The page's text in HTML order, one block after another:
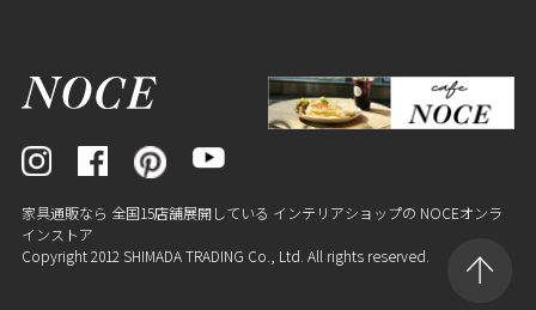
家具通販なら 全国15店舗展開している インテリアショップの NOCEオンラ
インストア
Copyright 2012 SHIMADA TRADING Co., Ltd. All rights reserved.